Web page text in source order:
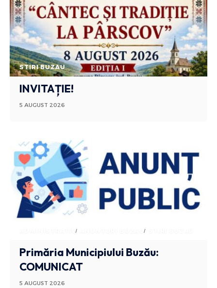
STIRI BUZAU
INVITAȚIE!
5 AUGUST 2026
ADMINISTRATIV ANUNTURI BUZAU
Primăria Municipiului Buzău:
COMUNICAT
5 AUGUST 2026